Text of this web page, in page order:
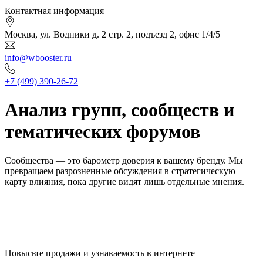
Контактная информация
Москва, ул. Водники д. 2 стр. 2, подъезд 2, офис 1/4/5
info@wbooster.ru
+7 (499) 390-26-72
Анализ групп, сообществ и
тематических форумов
Сообщества — это барометр доверия к вашему бренду. Мы
превращаем разрозненные обсуждения в стратегическую
карту влияния, пока другие видят лишь отдельные мнения.
Повысьте продажи и узнаваемость в интернете